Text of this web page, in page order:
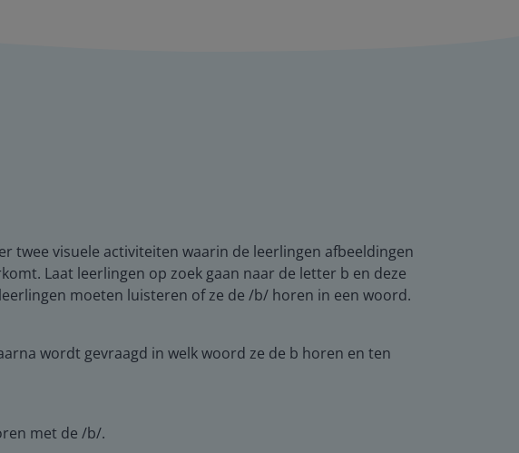
twee visuele activiteiten waarin de leerlingen afbeeldingen
Laat leerlingen op zoek gaan naar de letter b en deze
moeten luisteren of ze de /b/ horen in een woord.
wordt gevraagd in welk woord ze de b horen en ten
met de /b/.